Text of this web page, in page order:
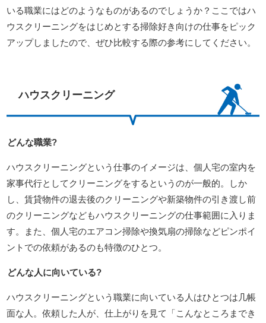
いる職業にはどのようなものがあるのでしょうか？ここではハ
ウスクリーニングをはじめとする掃除好き向けの仕事をピック
アップしましたので、ぜひ比較する際の参考にしてください。
ハウスクリーニング
どんな職業?
ハウスクリーニングという仕事のイメージは、個人宅の室内を
家事代行としてクリーニングをするというのが一般的。しか
し、賃貸物件の退去後のクリーニングや新築物件の引き渡し前
のクリーニングなどもハウスクリーニングの仕事範囲に入りま
す。また、個人宅のエアコン掃除や換気扇の掃除などピンポイ
ントでの依頼があるのも特徴のひとつ。
どんな人に向いている?
ハウスクリーニングという職業に向いている人はひとつは几帳
面な人。依頼した人が、仕上がりを見て「こんなところまでき